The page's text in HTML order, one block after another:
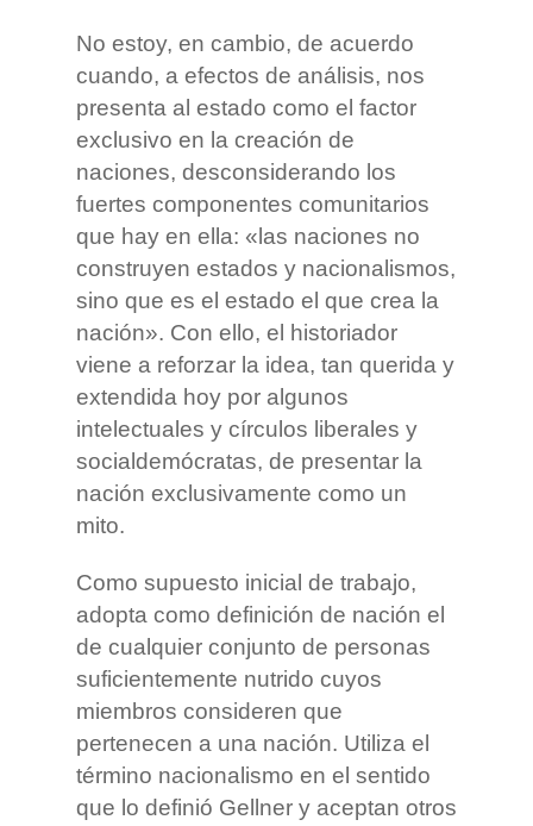
No estoy, en cambio, de acuerdo
cuando, a efectos de análisis, nos
presenta al estado como el factor
exclusivo en la creación de
naciones, desconsiderando los
fuertes componentes comunitarios
que hay en ella: «las naciones no
construyen estados y nacionalismos,
sino que es el estado el que crea la
nación». Con ello, el historiador
viene a reforzar la idea, tan querida y
extendida hoy por algunos
intelectuales y círculos liberales y
socialdemócratas, de presentar la
nación exclusivamente como un
mito.
Como supuesto inicial de trabajo,
adopta como definición de nación el
de cualquier conjunto de personas
suficientemente nutrido cuyos
miembros consideren que
pertenecen a una nación. Utiliza el
término nacionalismo en el sentido
que lo definió Gellner y aceptan otros